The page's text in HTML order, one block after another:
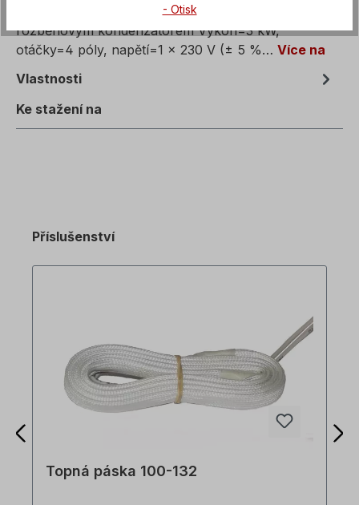
Střídavý motor, jednofázový motor s provozním a
rozběhovým kondenzátorem Výkon=3 kW,
otáčky=4 póly, napětí=1 x 230 V (± 5 %… Více na
Vlastnosti
Ke stažení na
Příslušenství
Topná páska 100-132
- Otisk